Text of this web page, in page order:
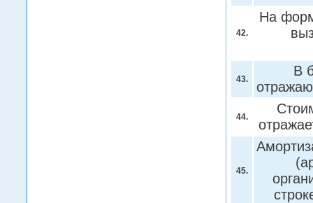
42.
На
43.
В
44.
45.